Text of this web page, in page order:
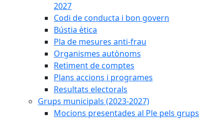
2027
Codi de conducta i bon govern
Bústia ètica
Pla de mesures anti-frau
Organismes autònoms
Retiment de comptes
Plans accions i programes
Resultats electorals
Grups municipals (2023-2027)
Mocions presentades al Ple pels grups